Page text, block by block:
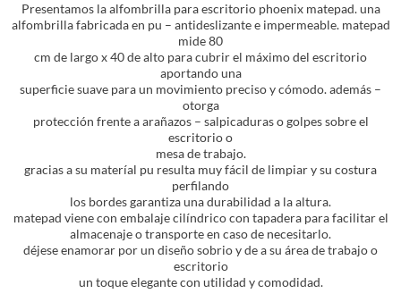
Presentamos la alfombrilla para escritorio phoenix matepad. una
alfombrilla fabricada en pu – antideslizante e impermeable. matepad
mide 80
cm de largo x 40 de alto para cubrir el máximo del escritorio
aportando una
superficie suave para un movimiento preciso y cómodo. además –
otorga
protección frente a arañazos – salpicaduras o golpes sobre el
escritorio o
mesa de trabajo.
gracias a su materíal pu resulta muy fácil de limpiar y su costura
perfilando
los bordes garantiza una durabilidad a la altura.
matepad viene con embalaje cilíndrico con tapadera para facilitar el
almacenaje o transporte en caso de necesitarlo.
déjese enamorar por un diseño sobrio y de a su área de trabajo o
escritorio
un toque elegante con utilidad y comodidad.